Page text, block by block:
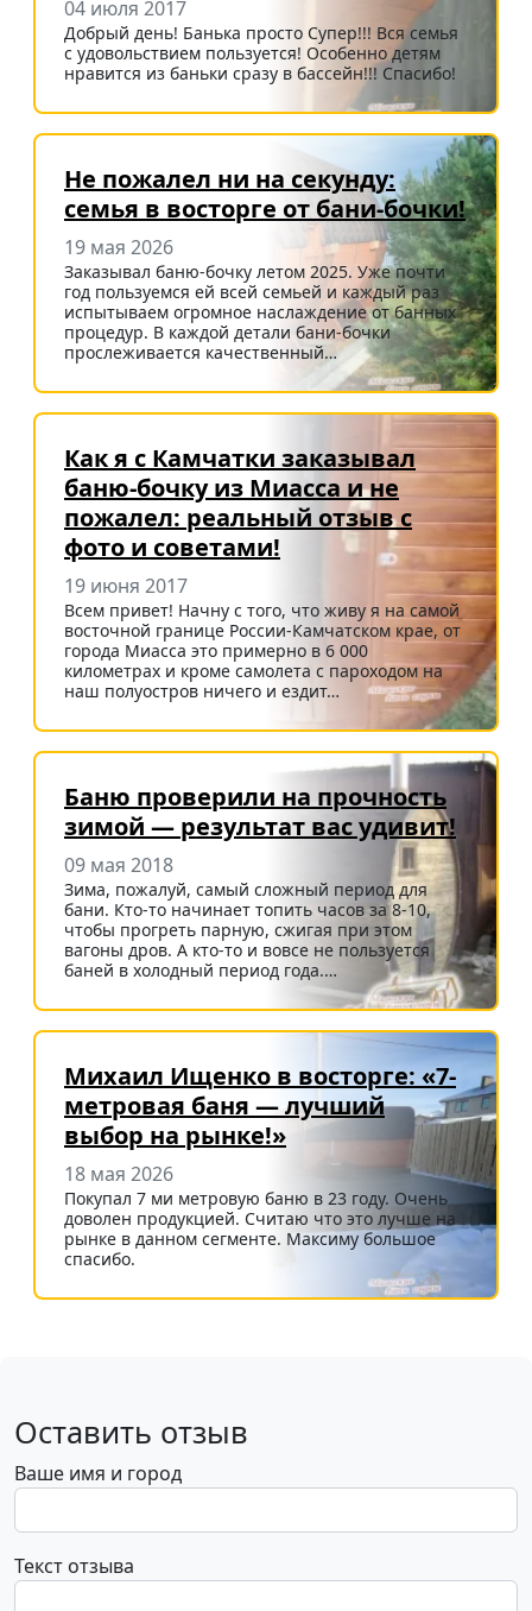
04 июля 2017
Добрый день! Банька просто Супер!!! Вся семья
с удовольствием пользуется! Особенно детям
нравится из баньки сразу в бассейн!!! Спасибо!
Не пожалел ни на секунду:
семья в восторге от бани-бочки!
19 мая 2026
Заказывал баню-бочку летом 2025. Уже почти
год пользуемся ей всей семьей и каждый раз
испытываем огромное наслаждение от банных
процедур. В каждой детали бани-бочки
прослеживается качественный…
Как я с Камчатки заказывал
баню-бочку из Миасса и не
пожалел: реальный отзыв с
фото и советами!
19 июня 2017
Всем привет! Начну с того, что живу я на самой
восточной границе России-Камчатском крае, от
города Миасса это примерно в 6 000
километрах и кроме самолета с пароходом на
наш полуостров ничего и ездит…
Баню проверили на прочность
зимой — результат вас удивит!
09 мая 2018
Зима, пожалуй, самый сложный период для
бани. Кто-то начинает топить часов за 8-10,
чтобы прогреть парную, сжигая при этом
вагоны дров. А кто-то и вовсе не пользуется
баней в холодный период года.…
Михаил Ищенко в восторге: «7-
метровая баня — лучший
выбор на рынке!»
18 мая 2026
Покупал 7 ми метровую баню в 23 году. Очень
доволен продукцией. Считаю что это лучше на
рынке в данном сегменте. Максиму большое
спасибо.
Оставить отзыв
Ваше имя и город
Текст отзыва